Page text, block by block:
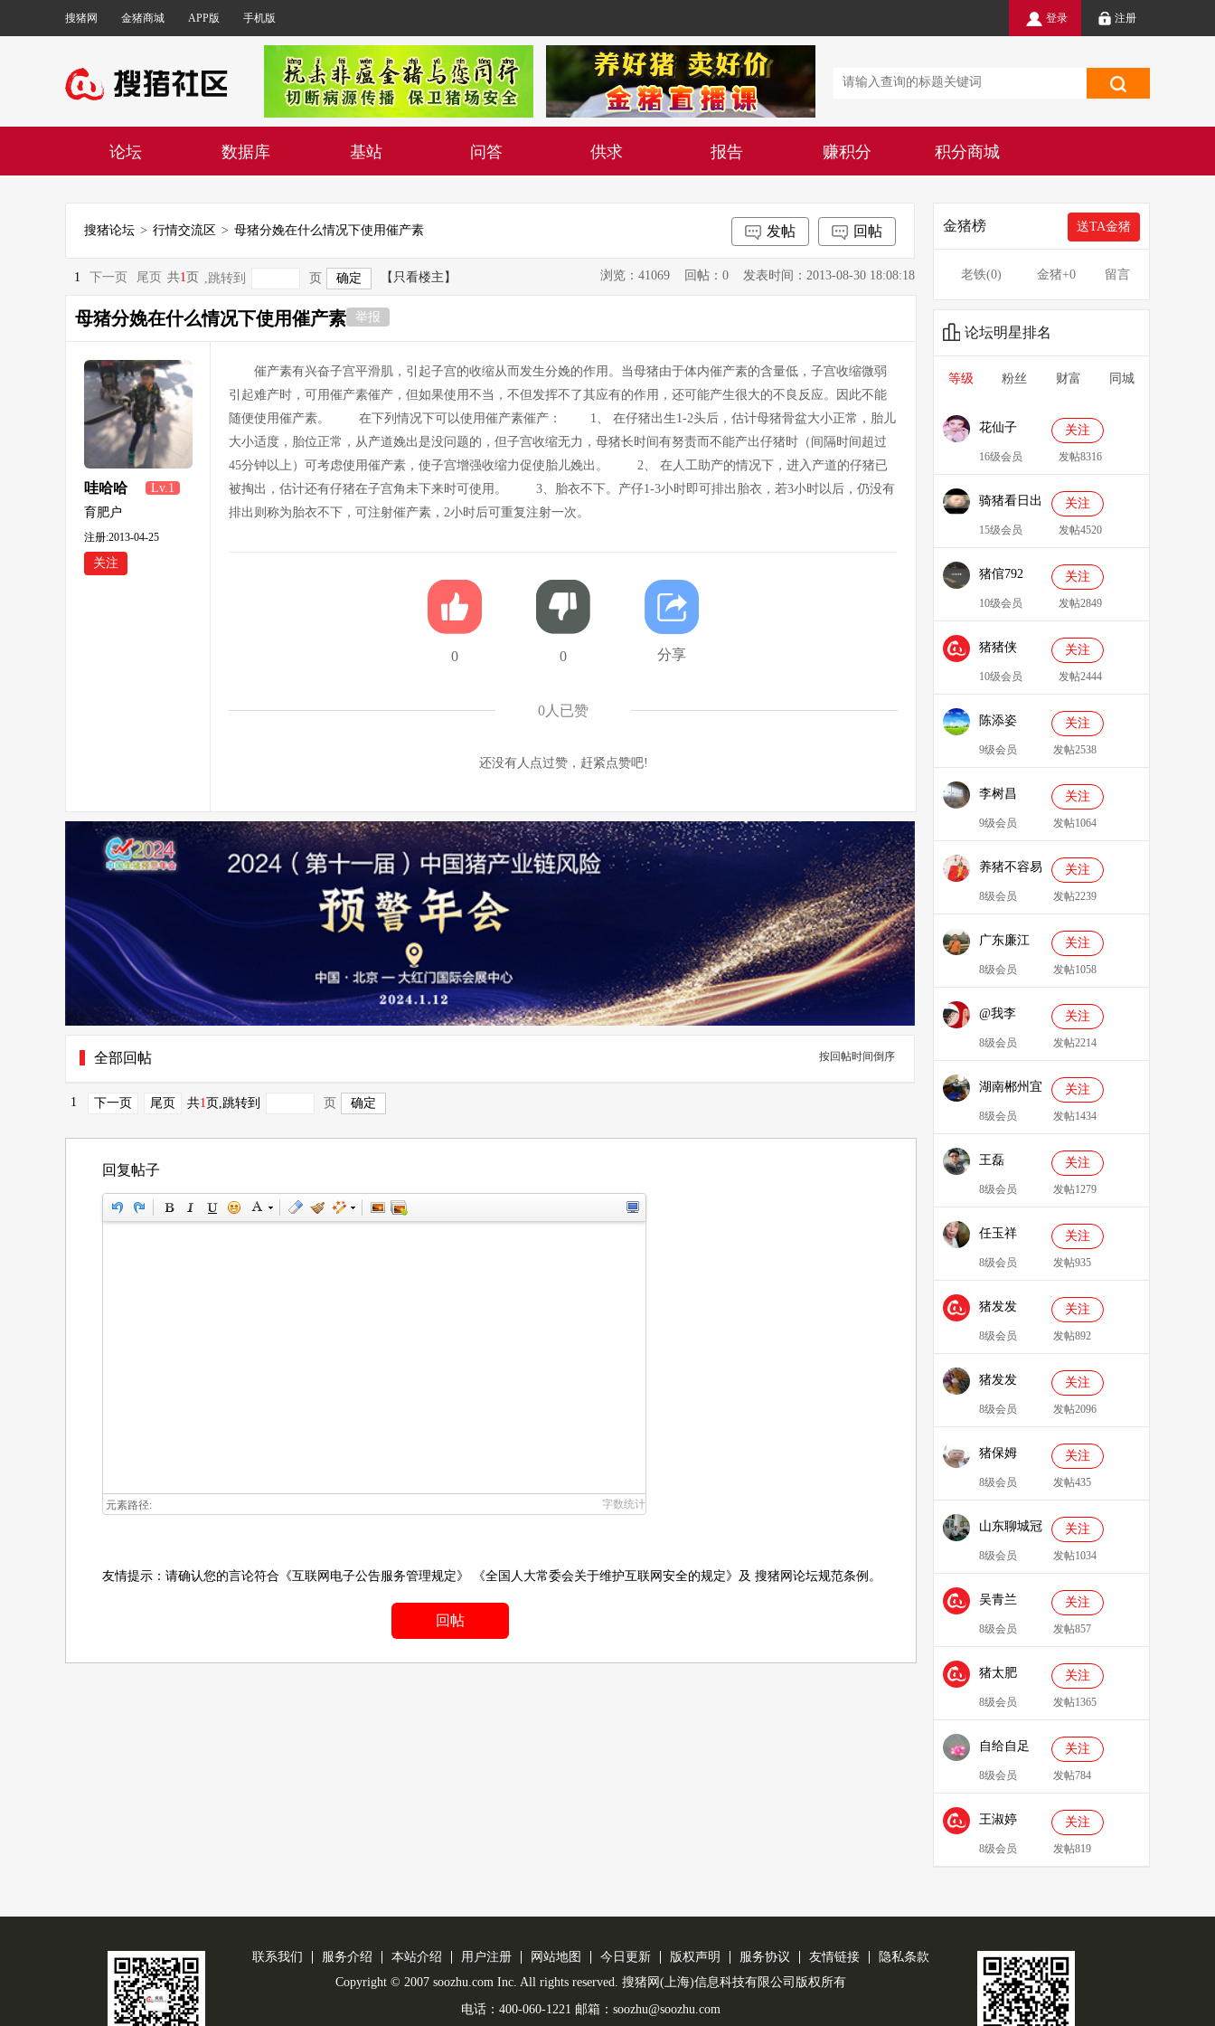
搜猪网 金猪商城 APP版 手机版 登录 注册
论坛 数据库 基站 问答 供求 报告 赚积分 积分商城
搜猪论坛 > 行情交流区 > 母猪分娩在什么情况下使用催产素 回帖
发帖
1 下一页 尾页 共1 页 ,跳转到 页 【只看楼主】 浏览：41069 回帖：0 发表时间：2013-08-30 18:08:18
母猪分娩在什么情况下使用催产素 举报
哇哈哈
345
Lv.1
育肥户
注册:2013-04-25
关注
催产素有兴奋子宫平滑肌，引起子宫的收缩从而发生分娩的作用。当母猪由于体内催产素的含量低，子宫收缩微弱
引起难产时，可用催产素催产，但如果使用不当，不但发挥不了其应有的作用，还可能产生很大的不良反应。因此不能
随便使用催产素。 在下列情况下可以使用催产素催产： 1、 在仔猪出生1-2头后，估计母猪骨盆大小正常，胎儿
大小适度，胎位正常，从产道娩出是没问题的，但子宫收缩无力，母猪长时间有努责而不能产出仔猪时（间隔时间超过
45分钟以上）可考虑使用催产素，使子宫增强收缩力促使胎儿娩出。 2、 在人工助产的情况下，进入产道的仔猪已
被掏出，估计还有仔猪在子宫角未下来时可使用。 3、胎衣不下。产仔1-3小时即可排出胎衣，若3小时以后，仍没有
排出则称为胎衣不下，可注射催产素，2小时后可重复注射一次。
0 0 分享
0 人已赞
还没有人点过赞，赶紧点赞吧!
全部回帖 按回帖时间倒序
1 下一页 尾页 共1页 ,跳转到 页
回复帖子
元素路径: 字数统计
友情提示：请确认您的言论符合 《互联网电子公告服务管理规定》 《全国人大常委会关于维护互联网安全的规定》 及 搜猪网论坛规范条例 。
回帖
金猪榜 送TA金猪
老铁(0) 金猪+0 留言
论坛明星排名
等级 粉丝 财富 同城
花仙子 关注
16级会员 发帖8316
骑猪看日出 关注
15级会员 发帖4520
猪倌792 关注
10级会员 发帖2849
猪猪侠
086349
关注
10级会员 发帖2444
陈添姿 关注
9级会员 发帖2538
李树昌 关注
9级会员 发帖1064
养猪不容易 关注
8级会员 发帖2239
广东廉江
088
关注
8级会员 发帖1058
@我李 关注
8级会员 发帖2214
湖南郴州宜
章县李明广
关注
8级会员 发帖1434
王磊 关注
8级会员 发帖1279
任玉祥 关注
8级会员 发帖935
猪发发
638829
关注
8级会员 发帖892
猪发发 关注
8级会员 发帖2096
猪保姆
909233
关注
8级会员 发帖435
山东聊城冠
县、莘县综
合服务站：
冯代林
关注
8级会员 发帖1034
吴青兰 关注
8级会员 发帖857
猪太肥
143814
关注
8级会员 发帖1365
自给自足 关注
8级会员 发帖784
王淑婷 关注
8级会员 发帖819
联系我们 服务介绍 本站介绍 用户注册 网站地图 今日更新 版权声明 服务协议 友情链接
隐私条款
Copyright © 2007 soozhu.com Inc. All rights reserved. 搜猪网(上海)信息科技有限公司版权所有
电话：400-060-1221 邮箱：soozhu@soozhu.com